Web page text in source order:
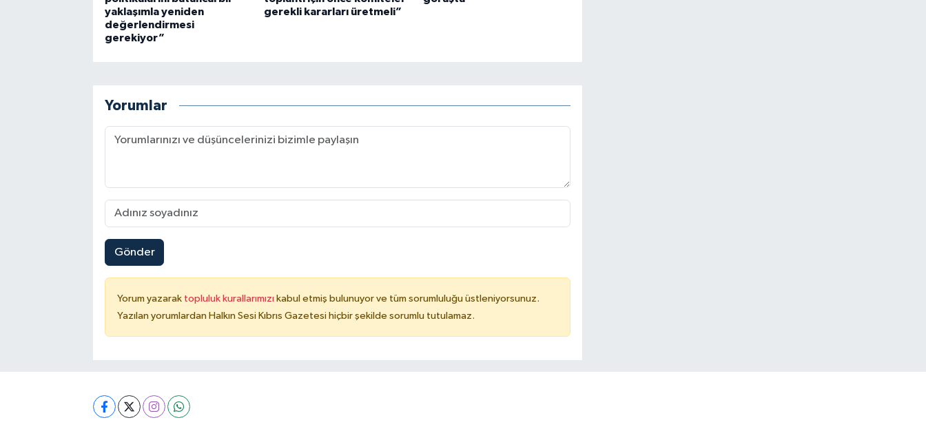
yaklaşımla yeniden
değerlendirmesi
gerekiyor”
gerekli kararları üretmeli”
Yorumlar
Gönder
Yorum yazarak topluluk kurallarımızı kabul etmiş bulunuyor ve tüm sorumluluğu üstleniyorsunuz.
Yazılan yorumlardan Halkın Sesi Kıbrıs Gazetesi hiçbir şekilde sorumlu tutulamaz.